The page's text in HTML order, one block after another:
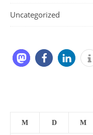
Uncategorized
M D M